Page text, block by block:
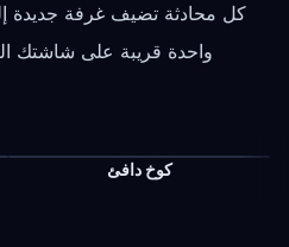
كل محادثة تضيف غرفة جديدة
واحدة قريبة على شاشتك
كوخ دافئ